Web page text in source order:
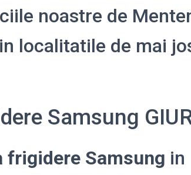
noastre de
localitatile de mai
Samsung
frigidere Samsung in